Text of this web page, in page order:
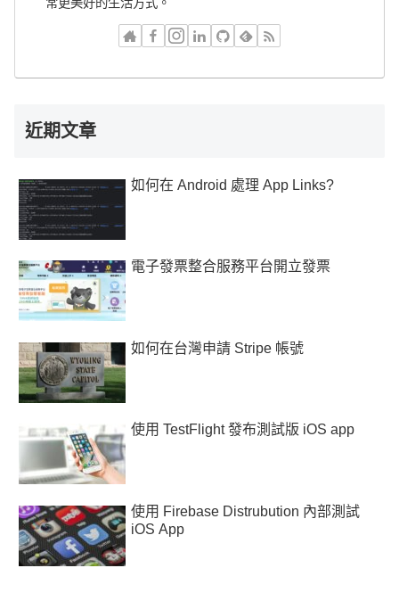
常更美好的生活方式。
近期文章
如何在 Android 處理 App Links?
電子發票整合服務平台開立發票
如何在台灣申請 Stripe 帳號
使用 TestFlight 發布測試版 iOS app
使用 Firebase Distrubution 內部測試
iOS App